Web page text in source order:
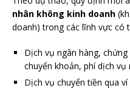
nhân không kinh doanh
doanh) trong các lĩnh vực có
Dịch vụ ngân hàng,
chuyển khoản, phí dịch vụ
Dịch vụ chuyển tiền qua